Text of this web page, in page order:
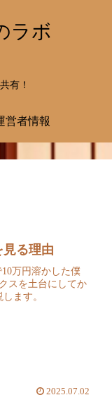
ラボ
有！
営者情報
る理由
万円溶かした僕
スを土台にしてか
ます。
2025.07.02